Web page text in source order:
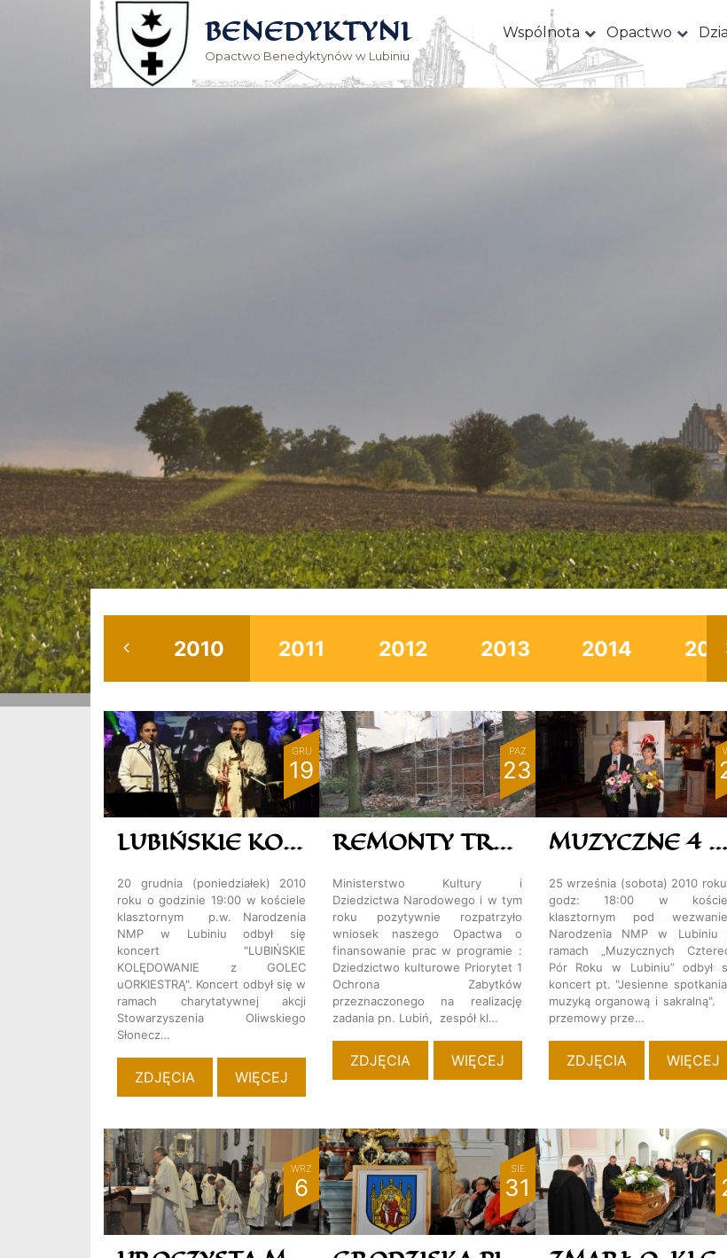
BENEDYKTYNI
Opactwo Benedyktynów w Lubiniu
Wspólnota Opactwo
2010 2011 2012 2013 2014
GRU
19
LUBIŃSKIE KOLĘDOWANIE Z GOLEC UORKIESTRĄ
20 grudnia (poniedziałek) 2010
roku o godzinie 19:00 w kościele
klasztornym p.w. Narodzenia
NMP w Lubiniu odbył się
koncert "LUBIŃSKIE
KOLĘDOWANIE z GOLEC
uORKIESTRĄ". Koncert odbył się w
ramach charytatywnej akcji
Stowarzyszenia Oliwskiego
Słonecz…
WIĘCEJ
ZDJĘCIA
PAŹ
23
REMONTY TRWAJĄ
Ministerstwo Kultury i
Dziedzictwa Narodowego i w tym
roku pozytywnie rozpatrzyło
wniosek naszego Opactwa o
finansowanie prac w programie :
Dziedzictwo kulturowe Priorytet 1
Ochrona Zabytków
przeznaczonego na realizację
zadania pn. Lubiń, zespół kl…
WIĘCEJ
ZDJĘCIA
MUZYCZNE 4 PORY ROKU W LUBINIU
25 września (sobota) 2010
godz: 18:00 w
klasztornym pod
Narodzenia NMP w Lubiniu
ramach „Muzycznych
Pór Roku w Lubiniu” odbył
koncert pt. "Jesienne
muzyką organową i
przemowy prze…
WIĘCEJ
ZDJĘCIA
WRZ
6
SIE
31